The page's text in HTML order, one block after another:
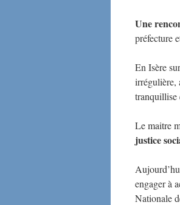
Une
préfecture
En Isère
irrégulière,
tranquillise
Le maitre
justice
engager à
Nationale